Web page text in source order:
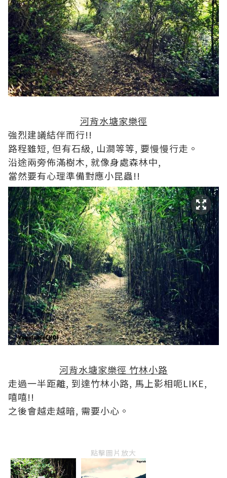
河背水塘家樂徑
強烈建議結伴而行!!
路程雖短, 但有石級, 山澗等等, 要慢慢行走。
沿途兩旁佈滿樹木, 就像身處森林中,
當然要有心理準備對應小昆蟲!!
河背水塘家樂徑 竹林小路
走過一半距離, 到達竹林小路, 馬上影相呃LIKE,
嘻嘻!!
之後會越走越暗, 需要小心。
點擊圖片放大